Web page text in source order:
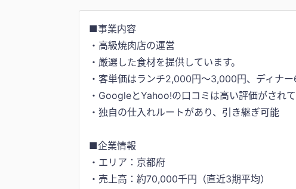
■事業内容
・高級焼肉店の運営
・厳選した食材を提供しています。
・客単価はランチ2,000円～3,000円、ディナー
・GoogleとYahoo!の口コミは高い評価がされ
・独自の仕入れルートがあり、引き継ぎ可能
■企業情報
・エリア：京都府
・売上高：約70,000千円（直近3期平均）